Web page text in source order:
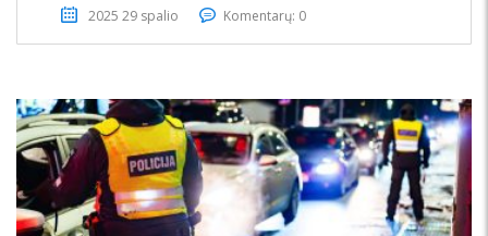
2025 29 spalio Komentarų: 0